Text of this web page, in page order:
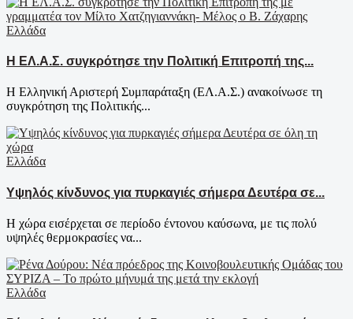
Ελλάδα
Η ΕΛ.Α.Σ. συγκρότησε την Πολιτική Επιτροπή της...
Η Ελληνική Αριστερή Συμπαράταξη (ΕΛ.Α.Σ.) ανακοίνωσε τη
συγκρότηση της Πολιτικής...
Ελλάδα
Υψηλός κίνδυνος για πυρκαγιές σήμερα Δευτέρα σε...
Η χώρα εισέρχεται σε περίοδο έντονου καύσωνα, με τις πολύ
υψηλές θερμοκρασίες να...
Ελλάδα